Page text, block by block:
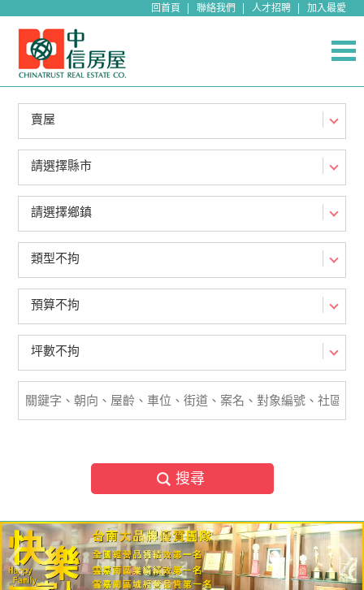
回首頁 聯絡我們 人才招聘 加入最愛
賣屋
請選擇縣市
請選擇鄉鎮
類型不拘
預算不拘
坪數不拘
搜尋